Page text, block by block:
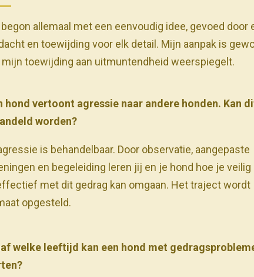
allemaal met een eenvoudig idee, gevoed
en toewijding voor elk detail. Mijn aanpak is
mijn toewijding aan uitmuntendheid weerspiegelt.
hond vertoont agressie naar andere honden. Kan
worden?
is behandelbaar. Door observatie, aangepaste
en begeleiding leren jij en je hond hoe je veilig
met dit gedrag kan omgaan. Het traject wordt
opgesteld.
welke leeftijd kan een hond met